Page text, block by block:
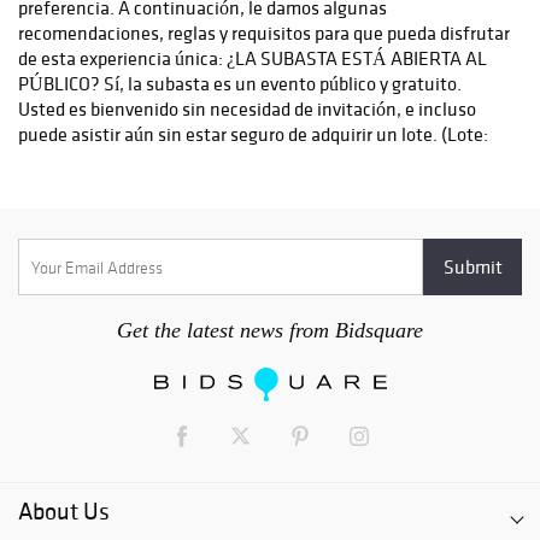
Get the latest news from Bidsquare
About Us